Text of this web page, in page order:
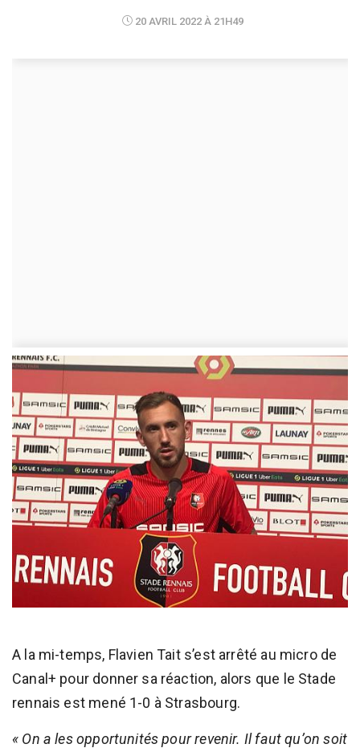
20 AVRIL 2022 À 21H49
A la mi-temps, Flavien Tait s’est arrêté au micro de
Canal+ pour donner sa réaction, alors que le Stade
rennais est mené 1-0 à Strasbourg.
« On a les opportunités pour revenir. Il faut qu’on soit